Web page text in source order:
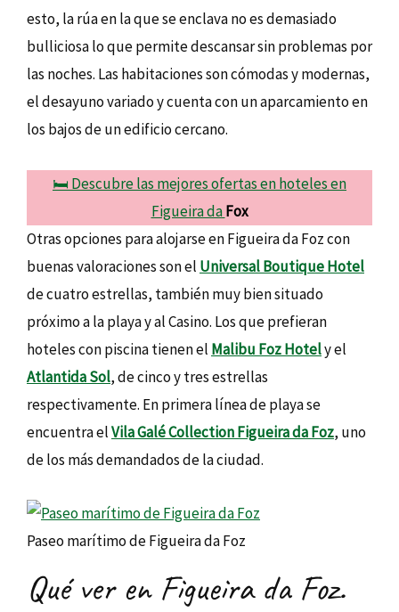
esto, la rúa en la que se enclava no es demasiado
bulliciosa lo que permite descansar sin problemas por
las noches. Las habitaciones son cómodas y modernas,
el desayuno variado y cuenta con un aparcamiento en
los bajos de un edificio cercano.
🛏️ Descubre las mejores ofertas en hoteles en
Figueira daFox
Otras opciones para alojarse en Figueira da Foz con
buenas valoraciones son el Universal Boutique Hotel
de cuatro estrellas, también muy bien situado
próximo a la playa y al Casino. Los que prefieran
hoteles con piscina tienen el Malibu Foz Hotely el
Atlantida Sol, de cinco y tres estrellas
respectivamente. En primera línea de playa se
encuentra elVila Galé Collection Figueira da Foz, uno
de los más demandados de la ciudad.
Paseo marítimo de Figueira da Foz
Qué ver en Figueira da Foz.